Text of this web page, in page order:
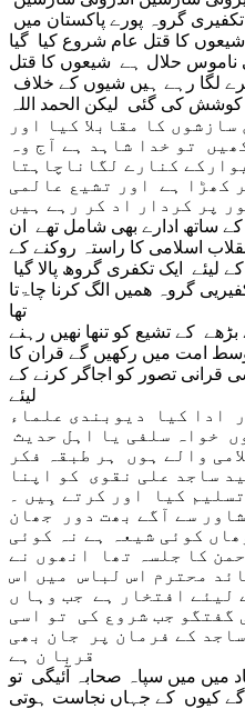
گروہ پورے پاکستان میں
شیعوں کا قتل عام شروع کیا گیا
ناموس حلال ہے شیعوں کا قتل
لگا رہے ہیں شیوں کے خلاف
کی گئی لیکن الحمد اللہ
سازشوں کا مقابلا کیا اور
تو خدا شاہد ہے آج وہ
کنارے لگاناچاہتا
کھڑا ہے اور تشیع عالمی
پر کردار اد کر رہے ہیں
ساتھ ادارے بھی شامل تھے ان
اسلامی کا راستہ روکنے کے
لیئے ایک تکفری گروھ پالا گیا
گروہ ھمیں الگ کرنا چاۃتا
تھا
کے تشیع کو تنھا نھیں رہنے
امت میں رکھیں گے قران کا
قرانی تصور کو اجاگر کرنے کے
لیئے
ادا کیا دیوبندی علماء
خواہ سلفی یا اہل حدیث
والے ہوں ہر طبقہ فکر
ساجد علی نقوی کو اپنا
کیا اور کرتے ہِیں ۔
سے آگے بھت دور جھان
کوئی شیعہ ہے نہ کوئی
کا جلسہ تھا انھوں نے
محترم اس لباس میں اس
لیئے افتخار ہے جب وہا ں
گفتگو جب شروع کی تو اسی
کے فرمان پر جان بھی
قربا ن ہے
میں میں سپاہ صحابہ آئیگی تو
گے کیوں کے جہاں نجاست ہوتی